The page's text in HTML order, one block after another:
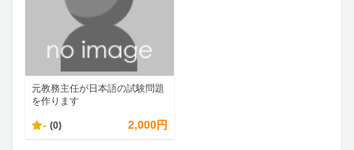
元教務主任が日本語の試験問題
を作ります
- (0) 2,000円